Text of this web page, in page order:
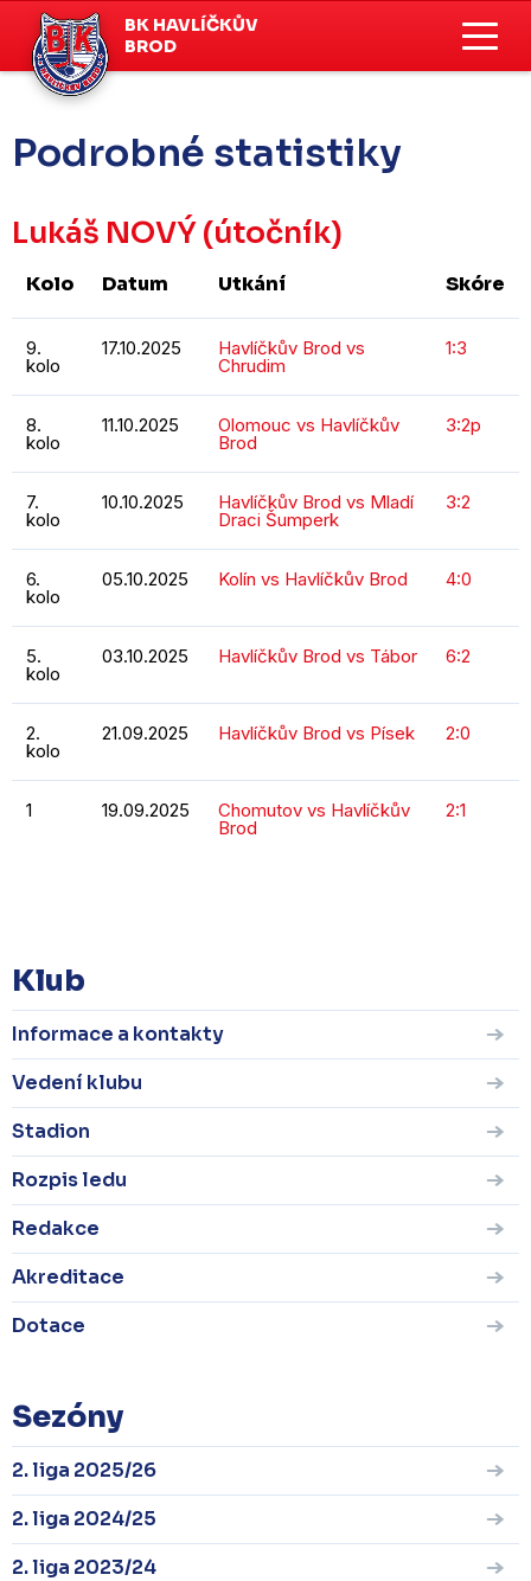
BK HAVLÍČKŮV
BROD
Podrobné statistiky
Lukáš NOVÝ(útočník)
Kolo Datum Utkání Skóre
9.
kolo
17.10.2025 Havlíčkův Brod vs
Chrudim
1:3
8.
kolo
11.10.2025 Olomouc vs Havlíčkův
Brod
3:2p
7.
kolo
10.10.2025 Havlíčkův Brod vs Mladí
Draci Šumperk
3:2
6.
kolo
05.10.2025 Kolín vs Havlíčkův Brod 4:0
5.
kolo
03.10.2025 Havlíčkův Brod vs Tábor 6:2
2.
kolo
21.09.2025 Havlíčkův Brod vs Písek 2:0
1 19.09.2025 Chomutov vs Havlíčkův
Brod
2:1
Klub
Informace a kontakty
Vedení klubu
Stadion
Rozpis ledu
Redakce
Akreditace
Dotace
Sezóny
2. liga 2025/26
2. liga 2024/25
2. liga 2023/24